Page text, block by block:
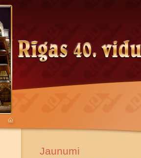
Jaunumi